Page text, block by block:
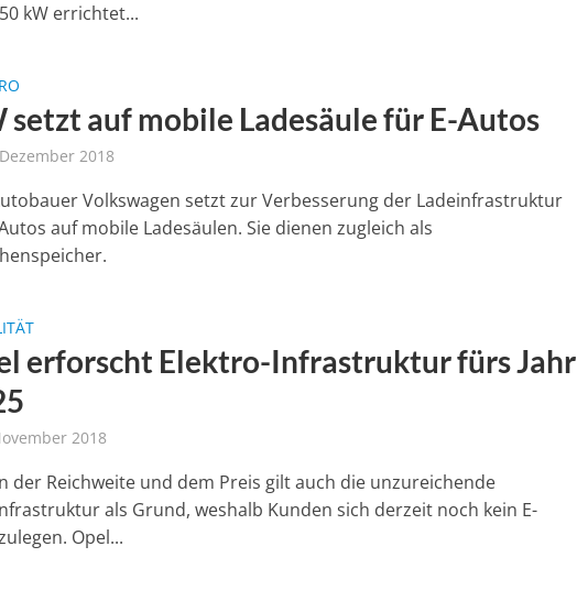
kW errichtet...
setzt auf mobile Ladesäule für E-Autos
2018
Volkswagen setzt zur Verbesserung der Ladeinfrastruktur
auf mobile Ladesäulen. Sie dienen zugleich als
erforscht Elektro-Infrastruktur fürs Jahr
2018
der Reichweite und dem Preis gilt auch die unzureichende
als Grund, weshalb Kunden sich derzeit noch kein E-
Opel...